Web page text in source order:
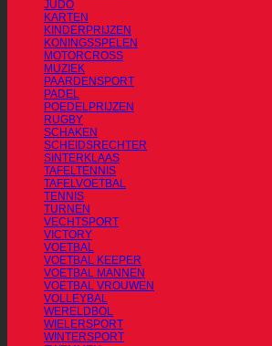
JUDO
KARTEN
KINDERPRIJZEN
KONINGSSPELEN
MOTORCROSS
MUZIEK
PAARDENSPORT
PADEL
POEDELPRIJZEN
RUGBY
SCHAKEN
SCHEIDSRECHTER
SINTERKLAAS
TAFELTENNIS
TAFELVOETBAL
TENNIS
TURNEN
VECHTSPORT
VICTORY
VOETBAL
VOETBAL KEEPER
VOETBAL MANNEN
VOETBAL VROUWEN
VOLLEYBAL
WERELDBOL
WIELERSPORT
WINTERSPORT